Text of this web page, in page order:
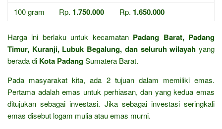
100 gram Rp. 1.750.000 Rp. 1.650.000
Harga ini berlaku untuk kecamatan Padang Barat, Padang
Timur, Kuranji, Lubuk Begalung, dan seluruh wilayah yang
berada di Kota PadangSumatera Barat.
Pada masyarakat kita, ada 2 tujuan dalam memiliki emas.
Pertama adalah emas untuk perhiasan, dan yang kedua emas
ditujukan sebagai investasi. Jika sebagai investasi seringkali
emas disebut logam mulia atau emas murni.